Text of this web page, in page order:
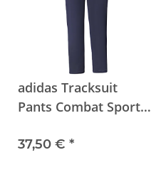
adidas Tracksuit
Pants Combat Sports
37,50 € *